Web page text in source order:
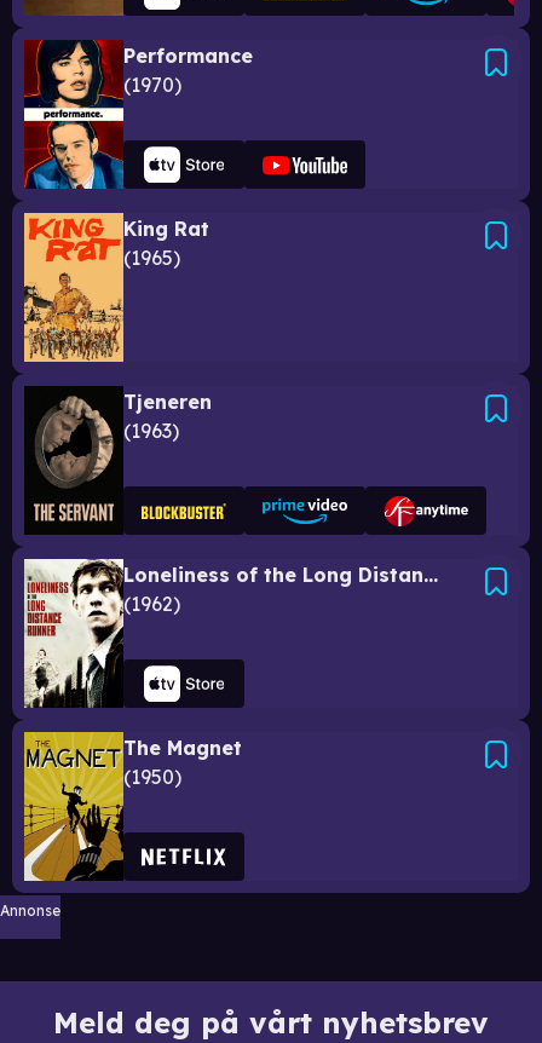
Performance
1970
King Rat
1965
Tjeneren
1963
Loneliness of the Long Distance Runner
1962
The Magnet
1950
Annonse
Meld deg på vårt nyhetsbrev